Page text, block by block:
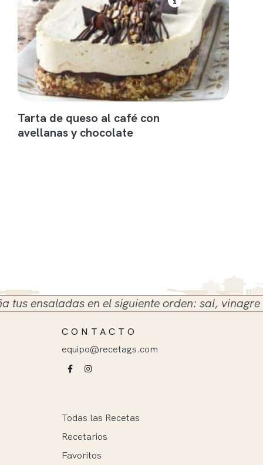
Tarta de queso al café con
avellanas y chocolate
en el siguiente orden: sal, vinagre y
CONTACTO
equipo@recetags.com
Todas las Recetas
Recetarios
Favoritos